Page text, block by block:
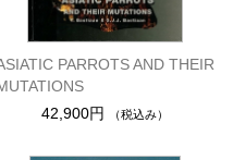
PARROTS AND THEIR
42,900円
（税込み）